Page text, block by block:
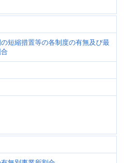
短縮措置等の各制度の有無及び最